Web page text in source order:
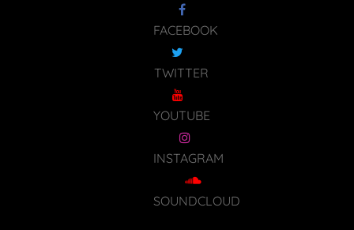
FACEBOOK
TWITTER
YOUTUBE
INSTAGRAM
SOUNDCLOUD